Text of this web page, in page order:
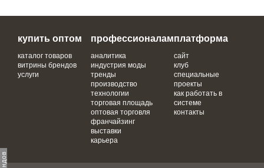
купить оптом
каталог товаров
витрины брендов
услуги
профессионалам
аналитика
индустрия моды
тренды
производство
технологии
торговая площадь
оптовая торговля
франчайзинг
выставки
карьера
платформа
сайт
клуб
специальные
проекты
как работать в
системе
контакты